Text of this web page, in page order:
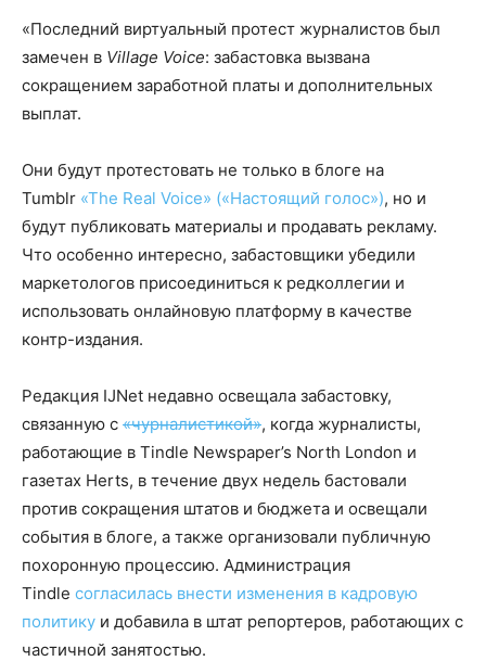
«Последний виртуальный протест журналистов был
замечен в Village Voice: забастовка вызвана
сокращением заработной платы и дополнительных
выплат.
Они будут протестовать не только в блоге на
Tumblr «The Real Voice» («Настоящий голос»), но и
будут публиковать материалы и продавать рекламу.
Что особенно интересно, забастовщики убедили
маркетологов присоединиться к редколлегии и
использовать онлайновую платформу в качестве
контр-издания.
Редакция IJNet недавно освещала забастовку,
связанную с «чурналистикой», когда журналисты,
работающие в Tindle Newspaper’s North London и
газетах Herts, в течение двух недель бастовали
против сокращения штатов и бюджета и освещали
события в блоге, а также организовали публичную
похоронную процессию. Администрация
Tindle согласилась внести изменения в кадровую
политику и добавила в штат репортеров, работающих с
частичной занятостью.